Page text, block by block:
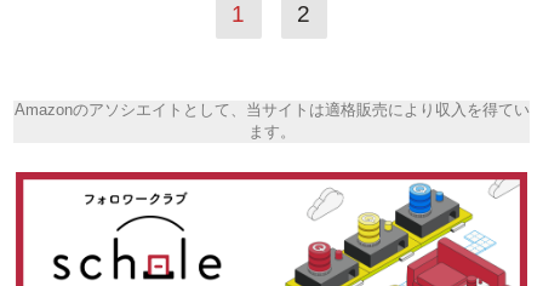
1 2
Amazonのアソシエイトとして、当サイトは適格販売により収入を得てい
ます。